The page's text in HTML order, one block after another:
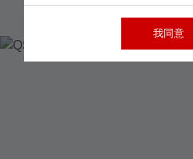
我同意